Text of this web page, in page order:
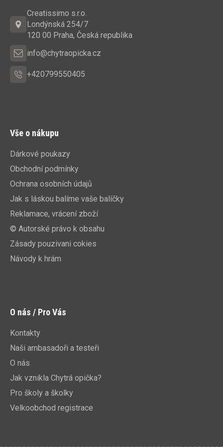
Creatissimo s.r.o.
Londýnská 254/7
120 00 Praha, Česká republika
info@chytraopicka.cz
+420799550405
Vše o nákupu
Dárkové poukazy
Obchodní podmínky
Ochrana osobních údajů
Jak s láskou balíme vaše balíčky
Reklamace, vrácení zboží
© Autorské právo k obsahu
Zásady pouzivani cokies
Návody k hrám
O nás / Pro Vás
Kontakty
Naši ambasadoři a testeři
O nás
Jak vznikla Chytrá opička?
Pro školy a školky
Velkoobchod registrace